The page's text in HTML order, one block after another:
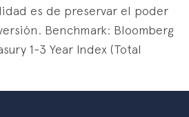
es de preservar el poder
Benchmark: Bloomberg
1-3 Year Index (Total